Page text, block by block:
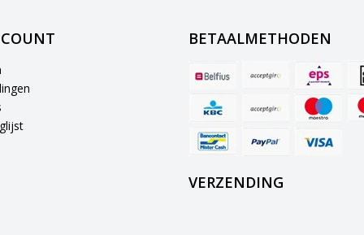
BETAALMETHODEN
VERZENDING